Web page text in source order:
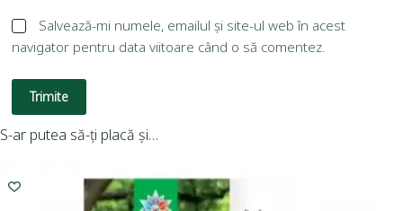
Salvează-mi numele, emailul și site-ul web în acest
navigator pentru data viitoare când o să comentez.
Trimite
S-ar putea să-ți placă și…